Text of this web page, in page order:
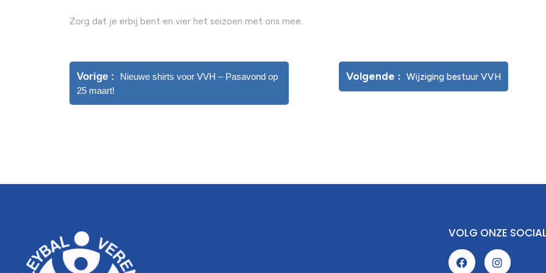
Zorg dat je erbij bent en vier het seizoen met ons mee.
Vorige
Nieuwe shirts voor VVH – Pasavond op
25 maart!
Volgende Wijziging bestuur VVH
VOLG ONZE